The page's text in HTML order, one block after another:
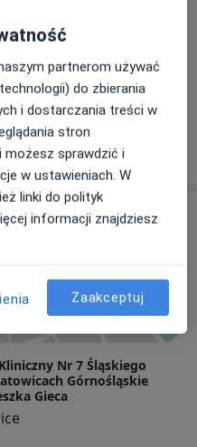
mapę
Nr 7 Śląskiego
Górnośląskie
Gieca
partnerom używać
do zbierania
i dostarczania treści w
stron
możesz sprawdzić i
w ustawieniach. W
linki do polityk
informacji znajdziesz
Zaakceptuj